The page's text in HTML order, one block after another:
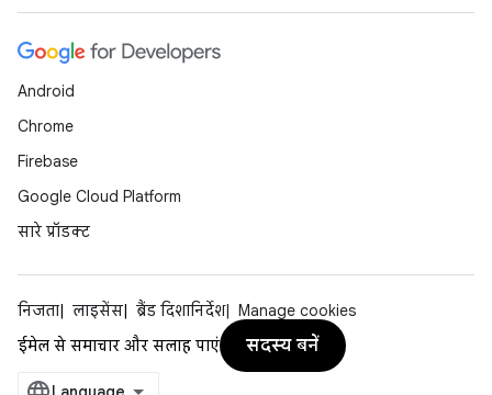
Android
Chrome
Firebase
Google Cloud Platform
सारे प्रॉडक्ट
निजता लाइसेंस ब्रैंड दिशानिर्देश
Manage cookies
ईमेल से समाचार और सलाह पाएं
सदस्य बनें